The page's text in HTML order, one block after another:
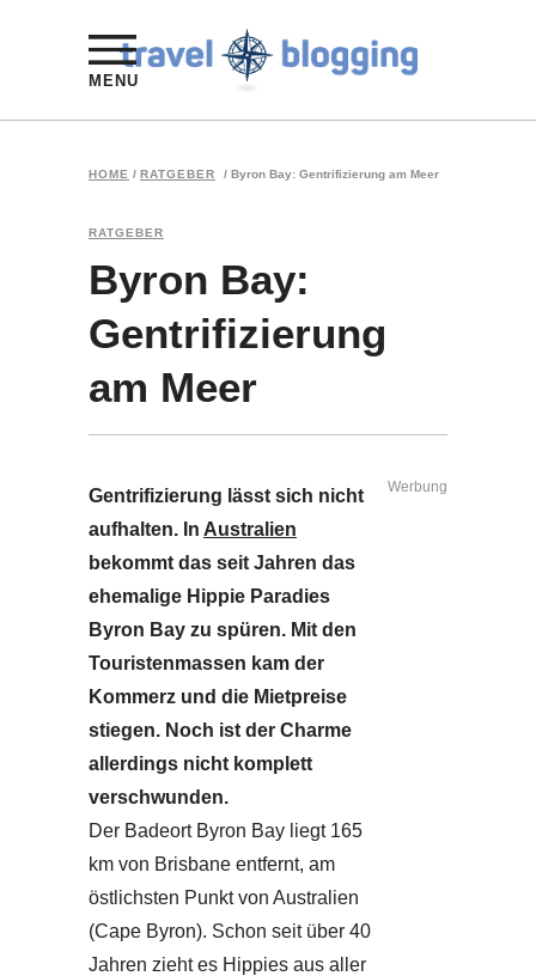
MENU
HOME / RATGEBER / Byron Bay: Gentrifizierung am Meer
RATGEBER
Byron Bay:
Gentrifizierung
am Meer
Gentrifizierung lässt sich nicht
aufhalten. In Australien
bekommt das seit Jahren das
ehemalige Hippie Paradies
Byron Bay zu spüren. Mit den
Touristenmassen kam der
Kommerz und die Mietpreise
stiegen. Noch ist der Charme
allerdings nicht komplett
verschwunden.
Der Badeort Byron Bay liegt 165
km von Brisbane entfernt, am
östlichsten Punkt von Australien
(Cape Byron). Schon seit über 40
Jahren zieht es Hippies aus aller
Werbung